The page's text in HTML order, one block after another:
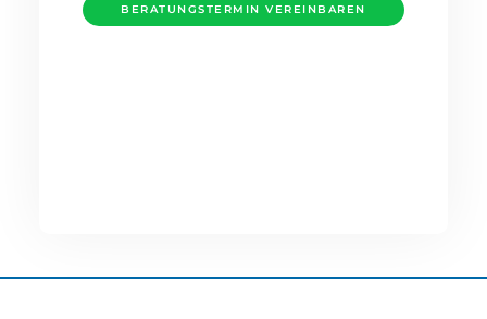
BERATUNGSTERMIN VEREINBAREN